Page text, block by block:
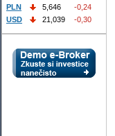
PLN
5,646
-0,24
USD
21,039 -0,30